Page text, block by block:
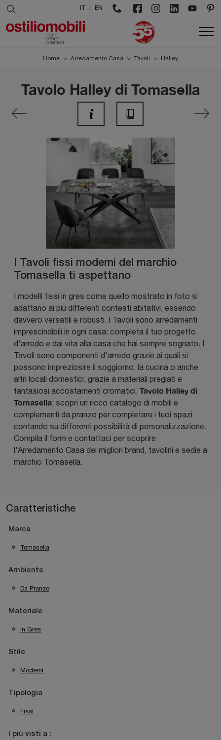
/ EN
Home > Arredamento Casa > Tavoli > Halley
Tavolo Halley di Tomasella
I Tavoli fissi moderni del marchio
Tomasella ti aspettano
I modelli fissi in gres come quello mostrato in foto si
adattano ai più differenti contesti abitativi, essendo
davvero versatili e robusti. I Tavoli sono arredamenti
imprescindibili in ogni casa: completa il tuo progetto
d'arredo e dai vita alla casa che hai sempre sognato. I
Tavoli sono componenti d'arredo grazie ai quali si
possono impreziosire il soggiorno, la cucina o anche
altri locali domestici, grazie a materiali pregiati e
fantasiosi accostamenti cromatici. Tavolo Halley di
Tomasella: scopri un ricco catalogo di mobili e
complementi da pranzo per completare i tuoi spazi
contando su differenti possibilità di personalizzazione.
Compila il form e contattaci per scoprire
l'Arredamento Casa dei migliori brand, tavolini e sedie a
marchio Tomasella.
Caratteristiche
Marca
Tomasella
Ambiente
Da Pranzo
Materiale
In Gres
Stile
Moderni
Tipologia
Fissi
I più visti a :